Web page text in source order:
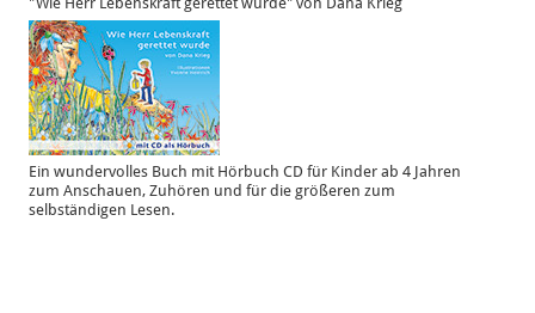
Ein wundervolles Buch mit Hörbuch CD für Kinder ab 4 Jahren
zum Anschauen, Zuhören und für die größeren zum
selbständigen Lesen.